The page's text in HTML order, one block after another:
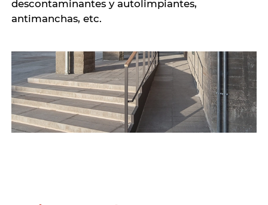
descontaminantes y autolimpiantes,
antimanchas, etc.